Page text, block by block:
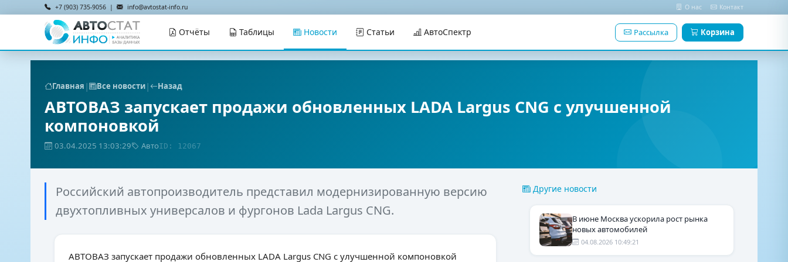
+7 (903) 735-9056 | info@avtostat-info.ru О нас Контакт
Отчёты Таблицы Новости Статьи АвтоСпектр Рассылка Корзина
Главная | Все новости| Назад
АВТОВАЗ запускает продажи обновленных LADA Largus CNG с улучшенной
компоновкой
03.04.2025 13:03:29 АвтоID: 12067
Российский автопроизводитель представил модернизированную версию
двухтопливных универсалов и фургонов Lada Largus CNG.
АВТОВАЗ запускает продажи обновленных LADA Largus CNG с улучшенной компоновкой
Другие новости
В июне Москва ускорила рост рынка
новых автомобилей
04.08.2026 10:49:21